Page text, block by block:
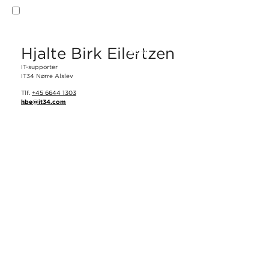
Hjalte Birk Eilertzen
IT-supporter
IT34 Nørre Alslev
Tlf. +45 6644 1303
hbe@it34.com
Send